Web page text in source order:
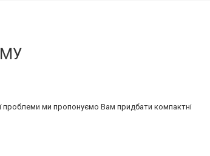
проблеми ми пропонуємо Вам придбати компактні